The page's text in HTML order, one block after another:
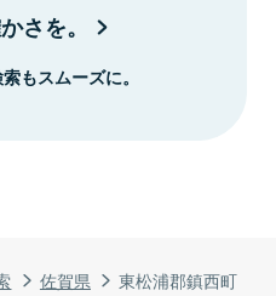
佐賀県 東松浦郡鎮西町
さを。
もスムーズに。